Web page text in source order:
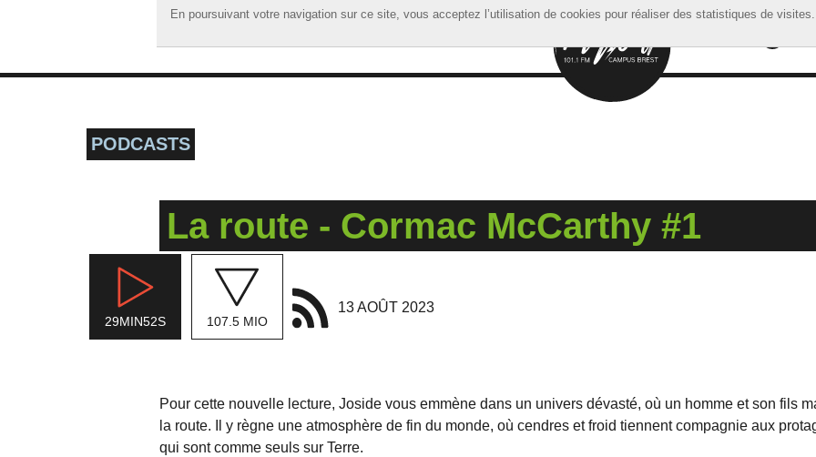
En poursuivant votre navigation sur ce site, vous acceptez l’utilisation de cookies pour réaliser des statistiques de visites.
En poursuivant votre navigation sur ce site, vous acceptez l’utilisation de cookies pour réaliser des statistiques de visites.
ACCUEIL
PODCASTS
La route - Cormac McCarthy #1
29MIN52S 107.5 MIO
13 AOÛT 2023
Pour cette nouvelle lecture, Joside vous emmène dans un univers dévasté, où un homme et son fils
la route. Il y règne une atmosphère de fin du monde, où cendres et froid tiennent compagnie aux
qui sont comme seuls sur Terre.